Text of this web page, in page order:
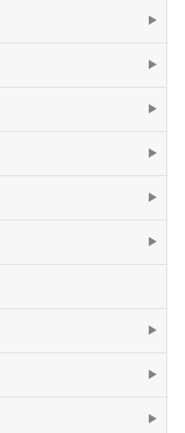
▶
▶
▶
▶
▶
▶
▶
▶
▶